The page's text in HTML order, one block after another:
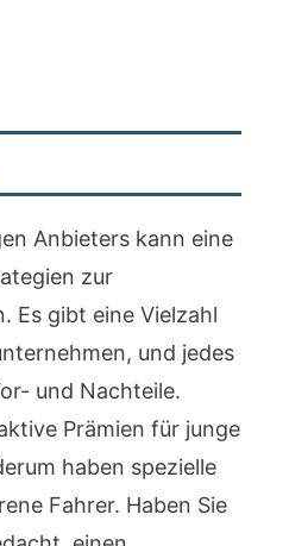
Anbieters kann eine
zur
Es gibt eine Vielzahl
und jedes
und Nachteile.
Prämien für junge
haben spezielle
Fahrer. Haben Sie